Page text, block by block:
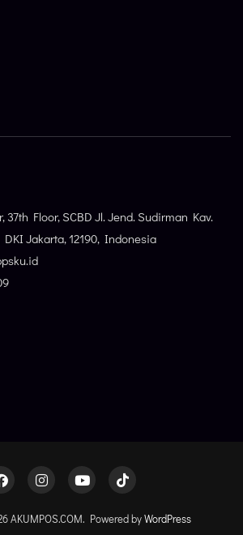
37th Floor, SCBD Jl. Jend. Sudirman Kav.
Jakarta, 12190, Indonesia
AKUMPOS.COM. Powered byWordPress